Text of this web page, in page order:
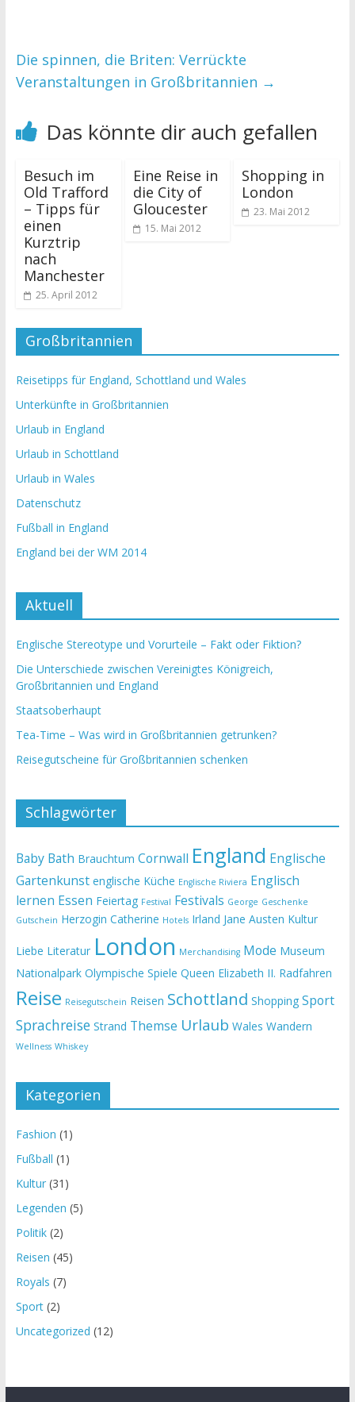
Die spinnen, die Briten: Verrückte
Veranstaltungen in Großbritannien →
Das könnte dir auch gefallen
Besuch im
Old Trafford
– Tipps für
einen
Kurztrip
nach
Manchester
25. April 2012
Eine Reise in
die City of
Gloucester
15. Mai 2012
Shopping in
London
23. Mai 2012
Großbritannien
Reisetipps für England, Schottland und Wales
Unterkünfte in Großbritannien
Urlaub in England
Urlaub in Schottland
Urlaub in Wales
Datenschutz
Fußball in England
England bei der WM 2014
Aktuell
Englische Stereotype und Vorurteile – Fakt oder Fiktion?
Die Unterschiede zwischen Vereinigtes Königreich,
Großbritannien und England
Staatsoberhaupt
Tea-Time – Was wird in Großbritannien getrunken?
Reisegutscheine für Großbritannien schenken
Schlagwörter
Baby Bath Brauchtum Cornwall England Englische
Gartenkunst englische Küche Englische Riviera Englisch
lernen Essen Feiertag Festival Festivals George Geschenke
Gutschein Herzogin Catherine Hotels Irland Jane Austen Kultur
Liebe Literatur London Merchandising Mode Museum
Nationalpark Olympische Spiele Queen Elizabeth II. Radfahren
Reise Reisegutschein Reisen Schottland Shopping Sport
Sprachreise Strand Themse Urlaub Wales Wandern
Wellness Whiskey
Kategorien
Fashion (1)
Fußball (1)
Kultur(31)
Legenden (5)
Politik(2)
Reisen (45)
Royals (7)
Sport(2)
Uncategorized (12)